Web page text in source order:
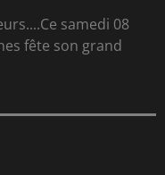
samedi 08
fête son grand